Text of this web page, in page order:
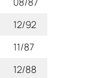
12/92
11/87
12/88